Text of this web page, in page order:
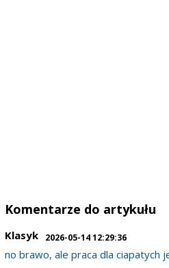
Komentarze do artykułu
Klasyk 2026-05-14 12:29:36
no brawo, ale praca dla ciapatych